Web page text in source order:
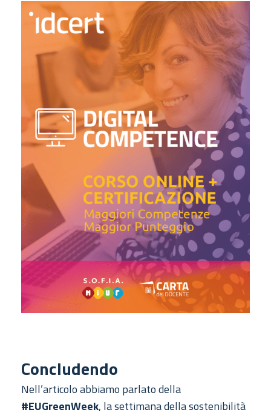
Concludendo
Nell’articolo abbiamo parlato della
#EUGreenWeek, la settimana della sostenibilità